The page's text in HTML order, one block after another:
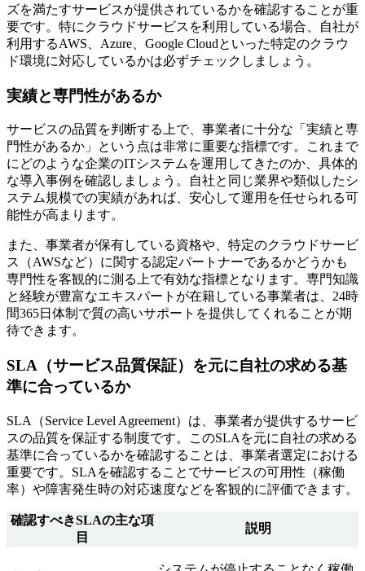
ズを満たすサービスが提供されているかを確認することが重
要です。特にクラウドサービスを利用している場合、自社が
利用するAWS、Azure、Google Cloudといった特定のクラウ
ド環境に対応しているかは必ずチェックしましょう。
実績と専門性があるか
サービスの品質を判断する上で、事業者に十分な「実績と専
門性があるか」という点は非常に重要な指標です。これまで
にどのような企業のITシステムを運用してきたのか、具体的
な導入事例を確認しましょう。自社と同じ業界や類似したシ
ステム規模での実績があれば、安心して運用を任せられる可
能性が高まります。
また、事業者が保有している資格や、特定のクラウドサービ
ス（AWSなど）に関する認定パートナーであるかどうかも
専門性を客観的に測る上で有効な指標となります。専門知識
と経験が豊富なエキスパートが在籍している事業者は、24時
間365日体制で質の高いサポートを提供してくれることが期
待できます。
SLA（サービス品質保証）を元に自社の求める基
準に合っているか
SLA（Service Level Agreement）は、事業者が提供するサービ
スの品質を保証する制度です。このSLAを元に自社の求める
基準に合っているかを確認することは、事業者選定における
重要です。SLAを確認することでサービスの可用性（稼働
率）や障害発生時の対応速度などを客観的に評価できます。
確認すべきSLAの主な項
目
説明